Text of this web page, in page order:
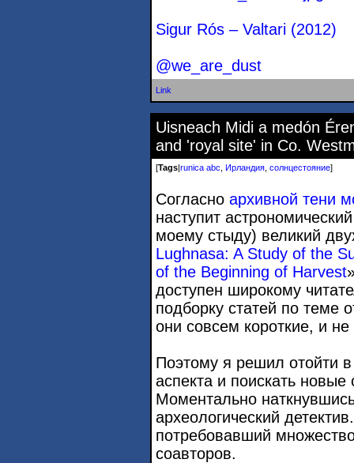
Sigur Rós – Valtari (2012)
@we_are_dust
Link
Uisneach Midi a medón
and 'royal site' in Co.
[Tags|runica abc Ирландия солнцестояние]
Согласно архивной тени
наступит
моему стыду) великий
Lughnasa: A Study of the
of the Beginning of Harvest
доступен широкому
подборку статей по теме
они совсем короткие, и
Поэтому я решил отойти в
аспекта и поискать новые
Моментально
археологический
потребовавший
соавторов.